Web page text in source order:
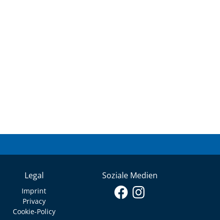
Legal
Imprint
Privacy
Cookie-Policy
Soziale Medien